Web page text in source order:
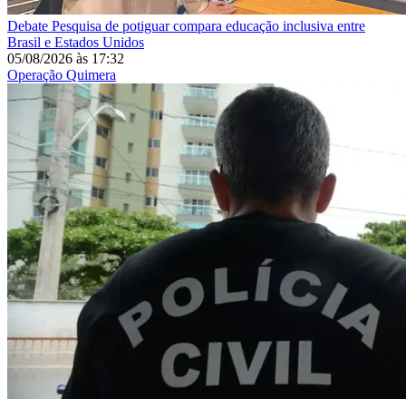
Debate Pesquisa de potiguar compara educação inclusiva entre
Brasil e Estados Unidos
05/08/2026 às 17:32
Operação Quimera